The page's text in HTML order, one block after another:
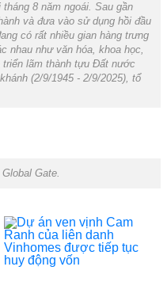
8 năm ngoái. Sau gần
và đưa vào sử dụng hồi đầu
có rất nhiều gian hàng trưng
nhau như văn hóa, khoa học,
lãm thành tựu Đất nước
(2/9/1945 - 2/9/2025), tổ
Gate.